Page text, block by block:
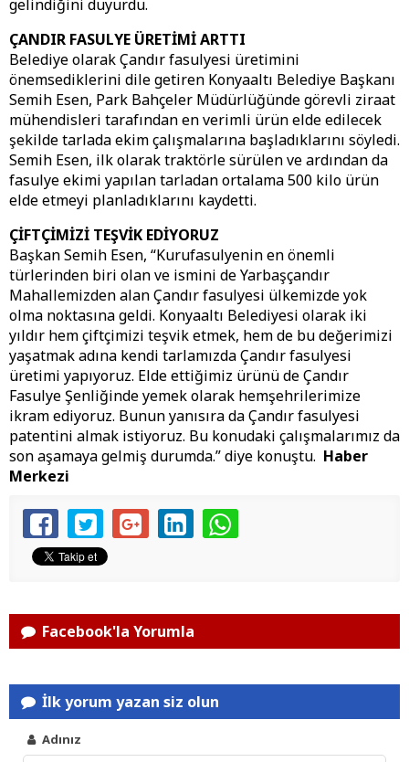
gelindiğini duyurdu.
ÇANDIR FASULYE ÜRETİMİ ARTTI
Belediye olarak Çandır fasulyesi üretimini
önemsediklerini dile getiren Konyaaltı Belediye Başkanı
Semih Esen, Park Bahçeler Müdürlüğünde görevli ziraat
mühendisleri tarafından en verimli ürün elde edilecek
şekilde tarlada ekim çalışmalarına başladıklarını söyledi.
Semih Esen, ilk olarak traktörle sürülen ve ardından da
fasulye ekimi yapılan tarladan ortalama 500 kilo ürün
elde etmeyi planladıklarını kaydetti.
ÇİFTÇİMİZİ TEŞVİK EDİYORUZ
Başkan Semih Esen, “Kurufasulyenin en önemli
türlerinden biri olan ve ismini de Yarbaşçandır
Mahallemizden alan Çandır fasulyesi ülkemizde yok
olma noktasına geldi. Konyaaltı Belediyesi olarak iki
yıldır hem çiftçimizi teşvik etmek, hem de bu değerimizi
yaşatmak adına kendi tarlamızda Çandır fasulyesi
üretimi yapıyoruz. Elde ettiğimiz ürünü de Çandır
Fasulye Şenliğinde yemek olarak hemşehrilerimize
ikram ediyoruz. Bunun yanısıra da Çandır fasulyesi
patentini almak istiyoruz. Bu konudaki çalışmalarımız da
son aşamaya gelmiş durumda.” diye konuştu. Haber
Merkezi
Facebook'la Yorumla
İlk yorum yazan siz olun
Adınız